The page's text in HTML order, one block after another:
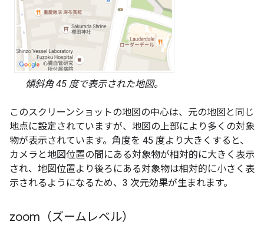
傾斜角 45 度で表示された地図。
このスクリーンショットの地図の中心は、元の地図と同じ
地点に設定されていますが、地図の上部により多くの対象
物が表示されています。角度を 45 度より大きくすると、
カメラと地図位置の間にある対象物が相対的に大きく表示
され、地図位置より後ろにある対象物は相対的に小さく表
示されるようになるため、3 次元効果が生まれます。
zoom（ズームレベル）